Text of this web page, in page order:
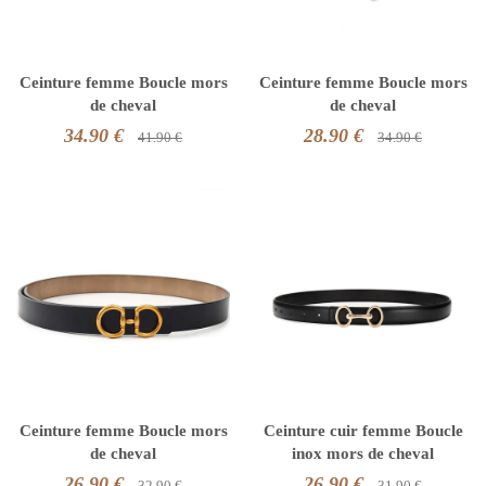
Ceinture femme Boucle mors
de cheval
34.90 € 41.90 €
Ceinture femme Boucle mors
de cheval
28.90 € 34.90 €
Ceinture femme Boucle mors
de cheval
Ceinture cuir femme Boucle
inox mors de cheval